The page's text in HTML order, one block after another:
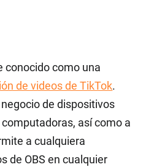
conocido como una
de videos de TikTok.
de dispositivos
así como a
a cualquiera
de OBS en cualquier